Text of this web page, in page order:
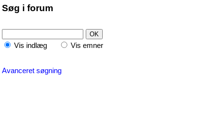
Søg i forum
Vis indlæg Vis emner
Avanceret søgning